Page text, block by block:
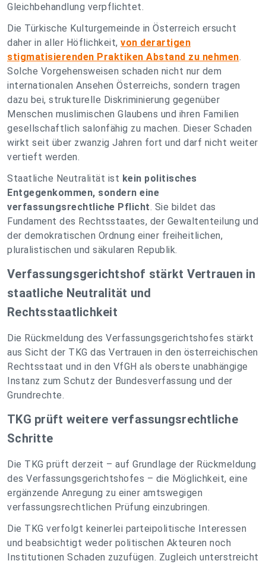
Gleichbehandlung verpflichtet.
Die Türkische Kulturgemeinde in Österreich ersucht
daher in aller Höflichkeit, von derartigen
stigmatisierenden Praktiken Abstand zu nehmen.
Solche Vorgehensweisen schaden nicht nur dem
internationalen Ansehen Österreichs, sondern tragen
dazu bei, strukturelle Diskriminierung gegenüber
Menschen muslimischen Glaubens und ihren Familien
gesellschaftlich salonfähig zu machen. Dieser Schaden
wirkt seit über zwanzig Jahren fort und darf nicht weiter
vertieft werden.
Staatliche Neutralität ist kein politisches
Entgegenkommen, sondern eine
verfassungsrechtliche Pflicht. Sie bildet das
Fundament des Rechtsstaates, der Gewaltenteilung und
der demokratischen Ordnung einer freiheitlichen,
pluralistischen und säkularen Republik.
Verfassungsgerichtshof stärkt Vertrauen in
staatliche Neutralität und
Rechtsstaatlichkeit
Die Rückmeldung des Verfassungsgerichtshofes stärkt
aus Sicht der TKG das Vertrauen in den österreichischen
Rechtsstaat und in den VfGH als oberste unabhängige
Instanz zum Schutz der Bundesverfassung und der
Grundrechte.
TKG prüft weitere verfassungsrechtliche
Schritte
Die TKG prüft derzeit – auf Grundlage der Rückmeldung
des Verfassungsgerichtshofes – die Möglichkeit, eine
ergänzende Anregung zu einer amtswegigen
verfassungsrechtlichen Prüfung einzubringen.
Die TKG verfolgt keinerlei parteipolitische Interessen
und beabsichtigt weder politischen Akteuren noch
Institutionen Schaden zuzufügen. Zugleich unterstreicht